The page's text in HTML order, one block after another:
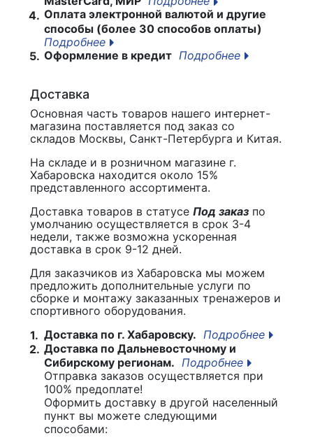
4. Оплата электронной валютой и другие
способы (более 30 способов оплаты)
Подробнее
5. Оформление в кредит Подробнее
Доставка
Основная часть товаров нашего интернет-
магазина поставляется под заказ со
складов Москвы, Санкт-Петербурга и Китая.
На складе и в розничном магазине г.
Хабаровска находится около 15%
представленного ассортимента.
Доставка товаров в статусе Под заказ по
умолчанию осуществляется в срок 3-4
недели, также возможна ускоренная
доставка в срок 9-12 дней.
Для заказчиков из Хабаровска мы можем
предложить дополнительные услуги по
сборке и монтажу заказанных тренажеров и
спортивного оборудования.
1. Доставка по г. Хабаровску. Подробнее
2. Доставка по Дальневосточному и
Сибирскому регионам. Подробнее
Отправка заказов осуществляется при
100% предоплате!
Оформить доставку в другой населенный
пункт вы можете следующими
способами: